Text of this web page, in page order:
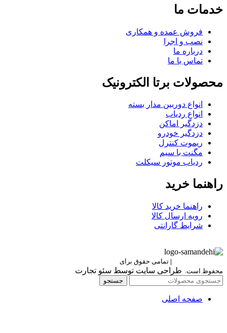
خدمات ما
فروش عمده و همکاری
نصب و اجرا
درباره ما
تماس با ما
محصولات برتا الکترونیک
انواع دوربین مدار بسته
انواع ردیاب
دزدگیر اماکن
دزدگیر خودرو
ریموت کنترل
مگنت با سیم
ردیاب موتور سیکلت
راهنما خرید
راهنما خرید کالا
رویه ارسال کالا
شرایط گارانتی
| تمامی حقوق برای
محفوظ است. طراحی سایت توسط سئو تجارت
جستجو
صفحه اصلی